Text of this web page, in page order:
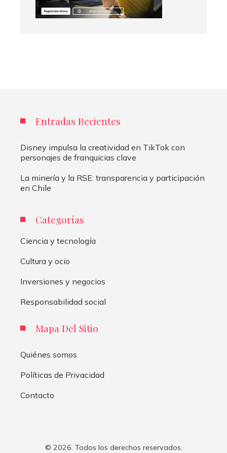
Entradas Recientes
Disney impulsa la creatividad en TikTok con
personajes de franquicias clave
La minería y la RSE: transparencia y participación
en Chile
Categorías
Ciencia y tecnología
Cultura y ocio
Inversiones y negocios
Responsabilidad social
Mapa Del Sitio
Quiénes somos
Políticas de Privacidad
Contacto
© 2026. Todos los derechos reservados.